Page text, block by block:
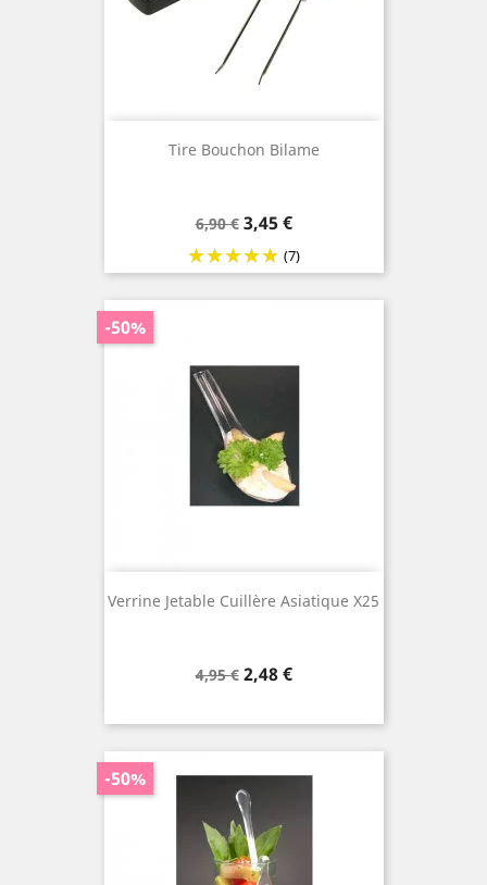
Tire Bouchon Bilame
Prix
de
base
6,90 € Prix
3,45 €
(7)
Verrine Jetable Cuillère Asiatique X25
Prix
4,95 €
-50%
Prix
2,48 €
-50%